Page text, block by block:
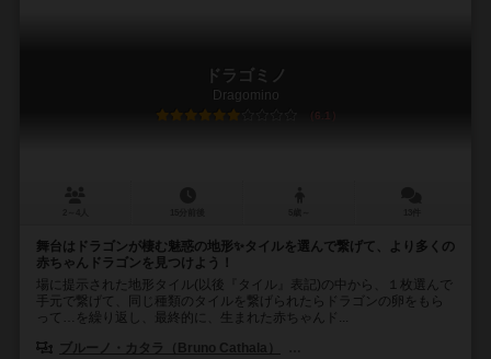
ドラゴミノ
Dragomino
6.1
舞台はドラゴンが棲む魅惑の地形✨タイルを選んで繋げて、より多くの
赤ちゃんドラゴンを見つけよう！
場に提示された地形タイル(以後『タイル』表記)の中から、１枚選んで
手元で繋げて、同じ種類のタイルを繋げられたらドラゴンの卵をもら
って…を繰り返し、最終的に、生まれた赤ちゃんド...
ブルーノ・カタラ（Bruno Cathala）